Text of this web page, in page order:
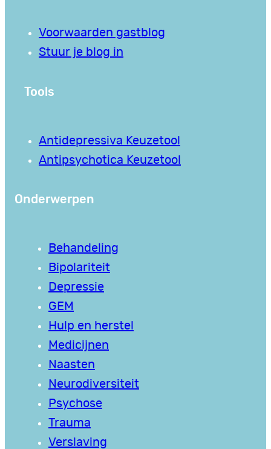
Voorwaarden gastblog
Stuur je blog in
Tools
Antidepressiva Keuzetool
Antipsychotica Keuzetool
Onderwerpen
Behandeling
Bipolariteit
Depressie
GEM
Hulp en herstel
Medicijnen
Naasten
Neurodiversiteit
Psychose
Trauma
Verslaving